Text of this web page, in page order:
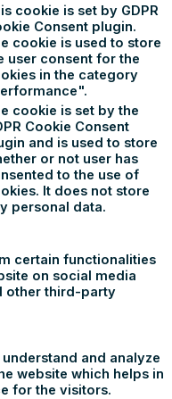
cookie is set by GDPR
Consent plugin.
cookie is used to store
user consent for the
in the category
cookie is set by the
Cookie Consent
and is used to store
or not user has
to the use of
It does not store
personal data.
certain functionalities
on social media
other third-party
and analyze
website which helps in
for the visitors.